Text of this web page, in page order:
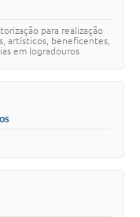
para realização
artísticos, beneficentes,
em logradouros